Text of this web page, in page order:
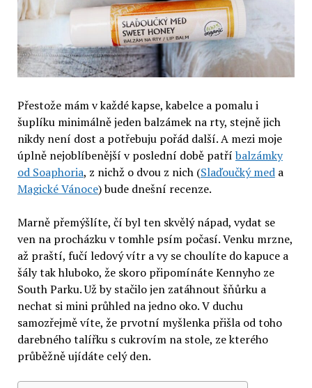
Přestože mám v každé kapse, kabelce a pomalu i
šuplíku minimálně jeden balzámek na rty, stejně jich
nikdy není dost a potřebuju pořád další. A mezi moje
úplně nejoblíbenější v poslední době patří balzámky
od Soaphoria, z nichž o dvou z nich (Slaďoučký meda
Magické Vánoce) bude dnešní recenze.
Marně přemýšlíte, čí byl ten skvělý nápad, vydat se
ven na procházku v tomhle psím počasí. Venku mrzne,
až praští, fučí ledový vítr a vy se choulíte do kapuce a
šály tak hluboko, že skoro připomínáte Kennyho ze
South Parku. Už by stačilo jen zatáhnout šňůrku a
nechat si mini průhled na jedno oko. V duchu
samozřejmě víte, že prvotní myšlenka přišla od toho
darebného talířku s cukrovím na stole, ze kterého
průběžně ujídáte celý den.